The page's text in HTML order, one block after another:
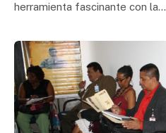
herramienta fascinante con la…